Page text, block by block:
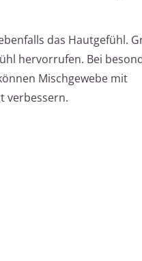
das Hautgefühl.
hervorrufen. Bei
Mischgewebe mit
verbessern.